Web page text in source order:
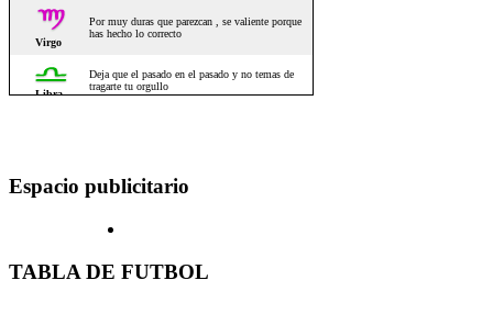
Espacio publicitario
TABLA DE FUTBOL